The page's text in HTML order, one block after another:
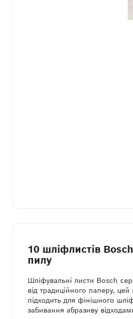
10 шліфлистів
пилу
Шліфувальні листи Bosch
від традиційного паперу,
підходить для фінішного
забивання абразиву